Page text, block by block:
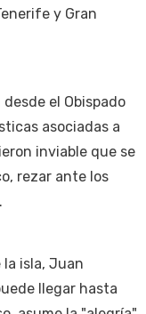
y Gran
el Obispado
asociadas a
inviable que se
rezar ante los
isla, Juan
llegar hasta